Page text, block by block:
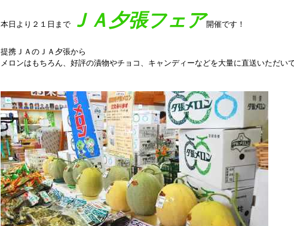
本日より２１日まで ＪＡ夕張フェア開催です！
提携ＪＡのＪＡ夕張から
メロンはもちろん、好評の漬物やチョコ、キャンディーなどを大量に直送いただい